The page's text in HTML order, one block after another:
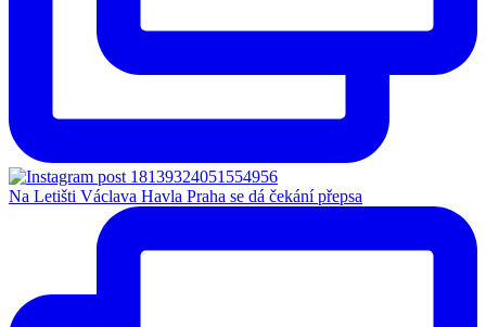
Na Letišti Václava Havla Praha se dá čekání přepsa